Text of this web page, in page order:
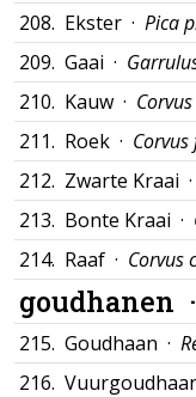
208. Ekster · Pica
209. Gaai ·
210. Kauw ·
211. Roek ·
212. Zwarte Kraai ·
213. Bonte Kraai ·
214. Raaf · Corvus
goudhanen ·
215. Goudhaan ·
216.